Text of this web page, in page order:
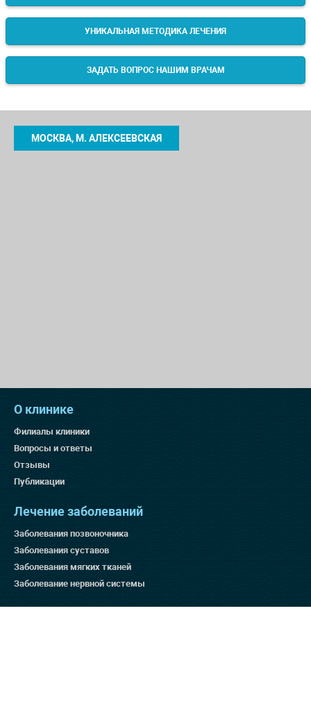
УНИКАЛЬНАЯ МЕТОДИКА ЛЕЧЕНИЯ
ЗАДАТЬ ВОПРОС НАШИМ ВРАЧАМ
МОСКВА, М. АЛЕКСЕЕВСКАЯ
О клинике
Филиалы клиники
Вопросы и ответы
Отзывы
Публикации
Лечение заболеваний
Заболевания позвоночника
Заболевания суставов
Заболевания мягких тканей
Заболевание нервной системы